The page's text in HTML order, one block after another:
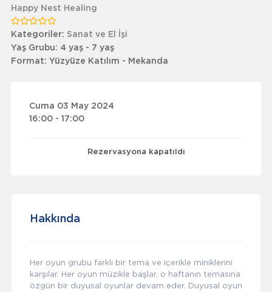
Happy Nest Healing
Kategoriler: Sanat ve El İşi
Yaş Grubu: 4 yaş - 7 yaş
Format: Yüzyüze Katılım - Mekanda
Cuma 03 May 2024
16:00 - 17:00
Rezervasyona kapatıldı
Hakkında
Her oyun grubu farklı bir tema ve içerikle miniklerini
karşılar. Her oyun müzikle başlar, o haftanın temasına
özgün bir duyusal oyunlar devam eder. Duyusal oyun